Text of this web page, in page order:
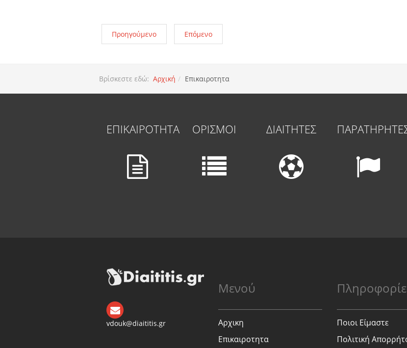
Προηγούμενο Επόμενο
Βρίσκεστε εδώ: Αρχική Επικαιροτητα
ΕΠΙΚΑΙΡΟΤΗΤΑ ΟΡΙΣΜΟΙ ΔΙΑΙΤΗΤΕΣ
vdouk@diaititis.gr
Μενού
Αρχικη
Επικαιροτητα
Ποιοι Είμαστε
Πολιτική